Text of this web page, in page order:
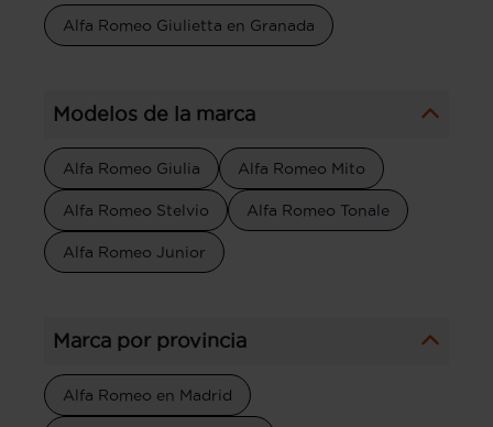
Alfa Romeo Giulietta en Granada
Modelos de la marca
Alfa Romeo Giulia Alfa Romeo Mito
Alfa Romeo Stelvio Alfa Romeo Tonale
Alfa Romeo Junior
Marca por provincia
Alfa Romeo en Madrid